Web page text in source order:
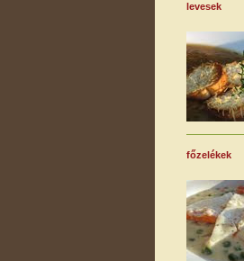
levesek
főzelékek